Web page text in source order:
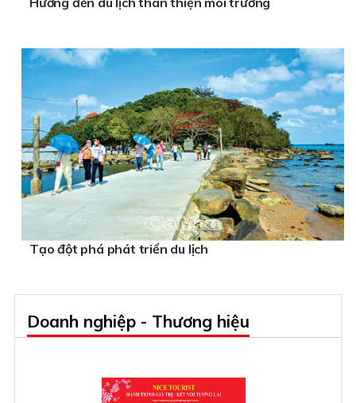
Tạo đột phá phát triển du lịch
Doanh nghiệp - Thương hiệu